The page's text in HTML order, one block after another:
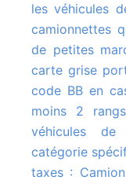
les véhicules
camionnettes
de petites
carte grise
code BB en
moins 2
véhicules
catégorie
taxes :